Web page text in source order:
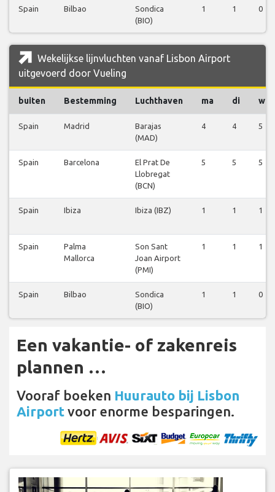
Spain Bilbao
Sondica
(BIO)
1 1 0
Wekelijkse lijnvluchten vanaf Lisbon Airport
uitgevoerd door Vueling
buiten Bestemming Luchthaven ma di wo
Spain Madrid
Barajas
(MAD)
4 4 5
Spain Barcelona
El Prat De
Llobregat
(BCN)
5 5 5
Spain Ibiza Ibiza (IBZ) 1 1 1
Spain
Palma
Mallorca
Son Sant
Joan Airport
(PMI)
1 1 1
Spain Bilbao
Sondica
(BIO)
1 1 0
Een vakantie- of zakenreis
plannen …
Vooraf boeken Huurauto bij Lisbon
Airport voor enorme besparingen.